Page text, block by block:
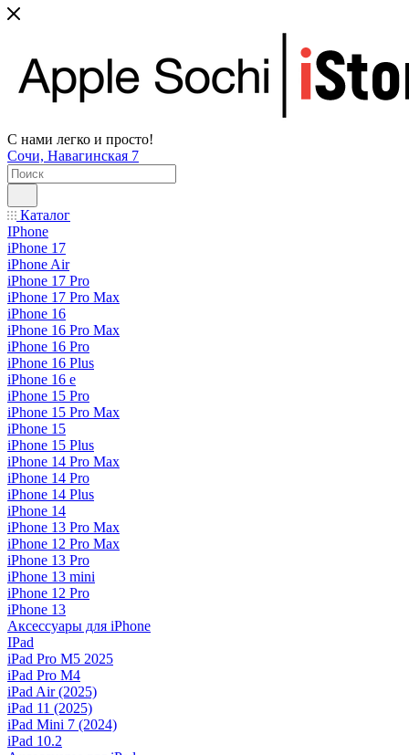
С нами легко и просто!
Сочи, Навагинская 7
Каталог
IPhone
iPhone 17
iPhone Air
iPhone 17 Pro
iPhone 17 Pro Max
iPhone 16
iPhone 16 Pro Max
iPhone 16 Pro
iPhone 16 Plus
iPhone 16 e
iPhone 15 Pro
iPhone 15 Pro Max
iPhone 15
iPhone 15 Plus
iPhone 14 Pro Max
iPhone 14 Pro
iPhone 14 Plus
iPhone 14
iPhone 13 Pro Max
iPhone 12 Pro Max
iPhone 13 Pro
iPhone 13 mini
iPhone 12 Pro
iPhone 13
Аксессуары для iPhone
IPad
iPad Pro M5 2025
iPad Pro M4
iPad Air (2025)
iPad 11 (2025)
iPad Mini 7 (2024)
iPad 10.2